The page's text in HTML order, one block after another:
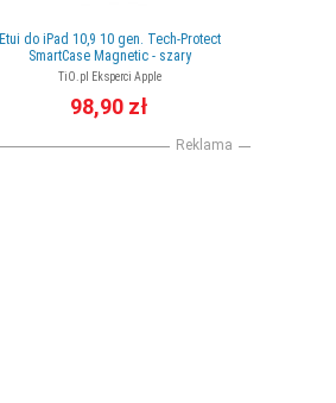
Etui do iPad 10,9 10 gen. Tech-Protect
SmartCase Magnetic - szary
TiO.pl Eksperci Apple
98,90 zł
Reklama